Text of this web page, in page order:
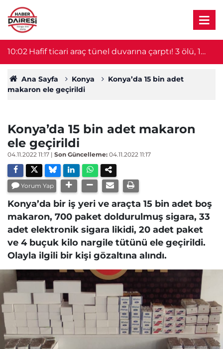
10:02 Hafif ticari araç tünel duvarına çarptı! 3 ölü, 1
yaralı
Ana Sayfa Konya
Konya’da 15 bin adet
makaron ele geçirildi
Konya’da 15 bin adet makaron
ele geçirildi
04.11.2022 11:17 | Son Güncelleme: 04.11.2022 11:17
Yorum Yap
Konya’da bir iş yeri ve araçta 15 bin adet boş
makaron, 700 paket doldurulmuş sigara, 33
adet elektronik sigara likidi, 20 adet paket
ve 4 buçuk kilo nargile tütünü ele geçirildi.
Olayla ilgili bir kişi gözaltına alındı.